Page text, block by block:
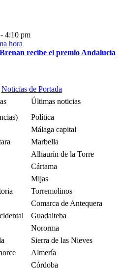
4:10 pm
recibe el premio Andalucía
Noticias de Portada
Últimas noticias
Política
Málaga capital
Marbella
Alhaurín de la Torre
Cártama
Mijas
Torremolinos
Comarca de Antequera
Guadalteba
Nororma
Sierra de las Nieves
Almería
Córdoba